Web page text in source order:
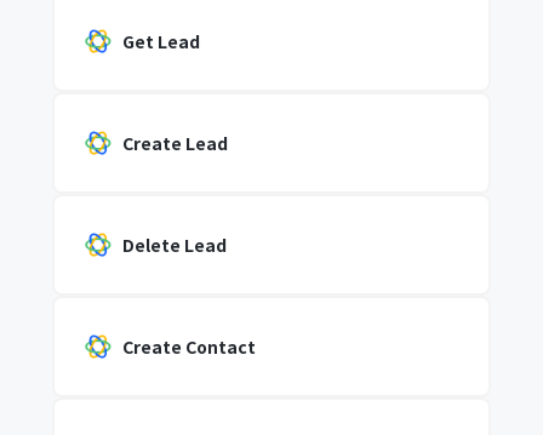
Get Lead
Create Lead
Delete Lead
Create Contact